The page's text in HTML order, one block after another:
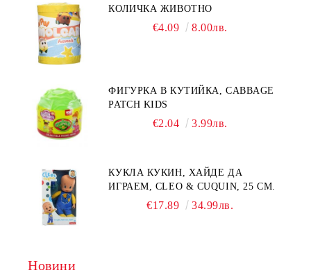
КОЛИЧКА ЖИВОТНО
€4.09 8.00лв.
ФИГУРКА В КУТИЙКА, CABBAGE
PATCH KIDS
€2.04 3.99лв.
КУКЛА КУКИН, ХАЙДЕ ДА
ИГРАЕМ, CLEO & CUQUIN, 25 СМ.
€17.89 34.99лв.
Новини